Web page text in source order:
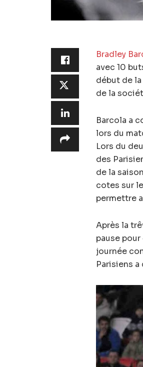
Bradley
avec 10
début de
de la
Barcola a
lors du
Lors du
des
de la
cotes sur
permettre
Après la
pause
journée
Parisiens